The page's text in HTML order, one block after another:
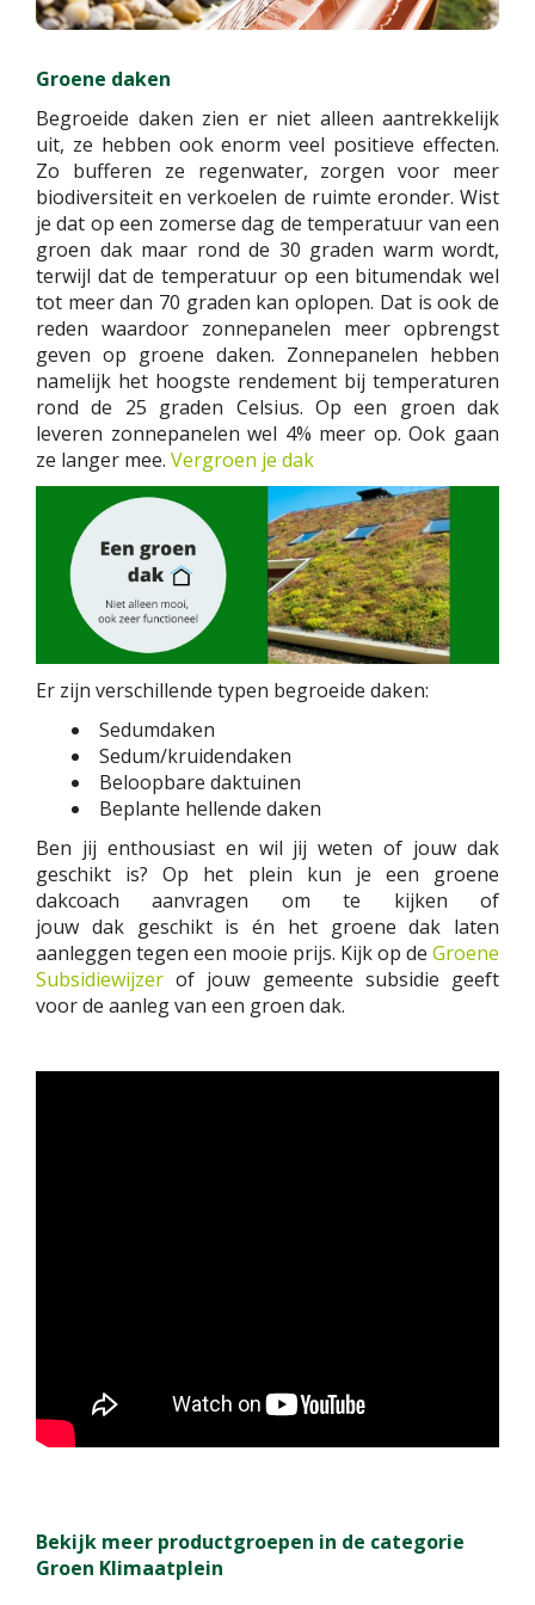
Groene daken
Begroeide daken zien er niet alleen aantrekkelijk
uit, ze hebben ook enorm veel positieve effecten.
Zo bufferen ze regenwater, zorgen voor meer
biodiversiteit en verkoelen de ruimte eronder. Wist
je dat op een zomerse dag de temperatuur van een
groen dak maar rond de 30 graden warm wordt,
terwijl dat de temperatuur op een bitumendak wel
tot meer dan 70 graden kan oplopen. Dat is ook de
reden waardoor zonnepanelen meer opbrengst
geven op groene daken. Zonnepanelen hebben
namelijk het hoogste rendement bij temperaturen
rond de 25 graden Celsius. Op een groen dak
leveren zonnepanelen wel 4% meer op. Ook gaan
ze langer mee. Vergroen je dak
Er zijn verschillende typen begroeide daken:
Sedumdaken
Sedum/kruidendaken
Beloopbare daktuinen
Beplante hellende daken
Ben jij enthousiast en wil jij weten of jouw dak
geschikt is? Op het plein kun je een groene
dakcoach aanvragen om te kijken of
jouw dak geschikt is én het groene dak laten
aanleggen tegen een mooie prijs. Kijk op de Groene
Subsidiewijzer of jouw gemeente subsidie geeft
voor de aanleg van een groen dak.
Bekijk meer productgroepen in de categorie
Groen Klimaatplein